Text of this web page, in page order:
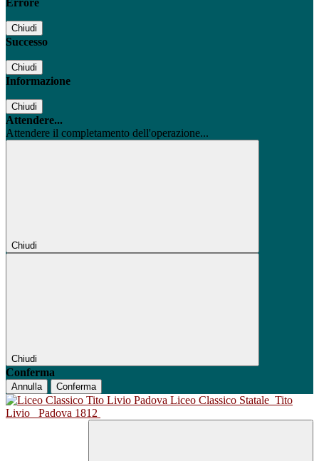
Errore
Chiudi
Successo
Chiudi
Informazione
Chiudi
Attendere...
Attendere il completamento dell'operazione...
Chiudi
Chiudi
Conferma
Annulla Conferma
Liceo Classico Statale Tito
Livio
Padova 1812